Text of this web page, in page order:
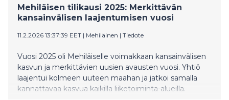
toimialalle. Aluehallitus päätti myös perustaa uudelle
tulosalueelle tulosaluejohtajan viran. Uuteen
Mehiläisen tilikausi 2025: Merkittävän
kansainvälisen laajentumisen vuosi
11.2.2026 13:37:39 EET | Mehiläinen | Tiedote
Vuosi 2025 oli Mehiläiselle voimakkaan kansainvälisen
kasvun ja merkittävien uusien avausten vuosi. Yhtiö
laajentui kolmeen uuteen maahan ja jatkoi samalla
kannattavaa kasvua kaikilla liiketoiminta-alueilla.